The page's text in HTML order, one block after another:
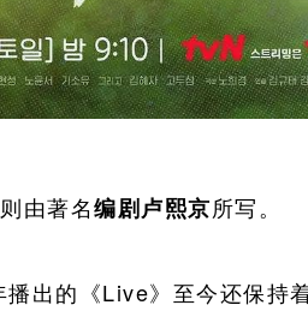
由著名编剧卢熙京所写。
出的《Live》至今还保持